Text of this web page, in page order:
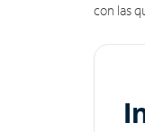
con las